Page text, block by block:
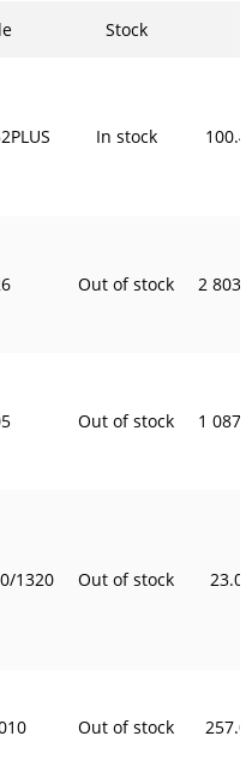
Stock
In stock
Out of stock 2
Out of stock 1
1320 Out of stock 23.06
Out of stock